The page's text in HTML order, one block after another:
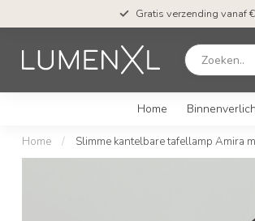
Gratis verzending vanaf
Home
Home / Slimme kantelbare tafellamp Amira